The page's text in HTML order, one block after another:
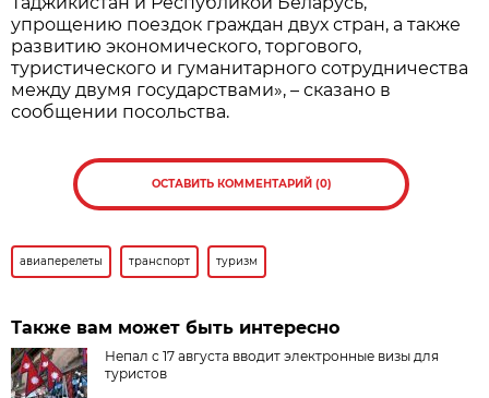
упрощению поездок граждан двух стран, а также
развитию экономического, торгового,
туристического и гуманитарного сотрудничества
между двумя государствами», – сказано в
сообщении посольства.
ОСТАВИТЬ КОММЕНТАРИЙ (0)
авиаперелеты транспорт туризм
Также вам может быть интересно
Непал с 17 августа вводит электронные визы для
туристов